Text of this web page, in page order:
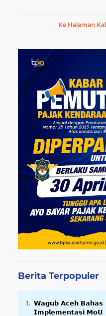
Ke Halaman
Berita Terpopuler
𝗪𝗮𝗴𝘂𝗯 𝗔𝗰𝗲𝗵 𝗕𝗮𝗵𝗮𝘀
𝗜𝗺𝗽𝗹𝗲𝗺𝗲𝗻𝘁𝗮𝘀𝗶 𝗠𝗼𝗨